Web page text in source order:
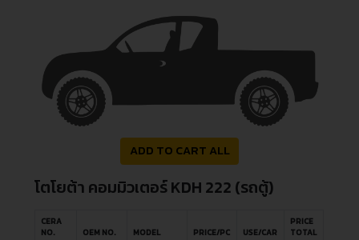
ADD TO CART ALL
โตโยต้า คอมมิวเตอร์ KDH 222 (รถตู้)
CERA
NO.
OEM NO. MODEL PRICE/PC USE/CAR
PRICE
TOTAL